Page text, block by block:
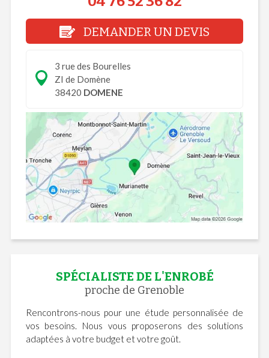
DEMANDER UN DEVIS
3 rue des Bourelles
ZI de Domène
38420 DOMENE
SPÉCIALISTE DE L'ENROBÉ
proche de Grenoble
Rencontrons-nous pour une étude personnalisée de
vos besoins. Nous vous proposerons des solutions
adaptées à votre budget et votre goût.